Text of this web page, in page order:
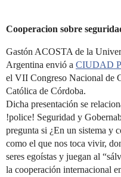
Cooperacion sobre
Gastón ACOSTA de la
Argentina envió a CIUDAD
el VII Congreso Nacional de
Católica de Córdoba.
Dicha presentación se
!police! Seguridad y
pregunta si ¿En un sistema y
como el que nos toca vivir,
seres egoístas y juegan al
la cooperación internacional